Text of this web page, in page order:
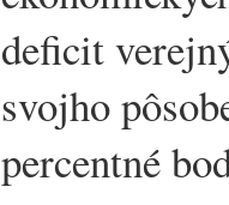
deficit
svojho
percentné